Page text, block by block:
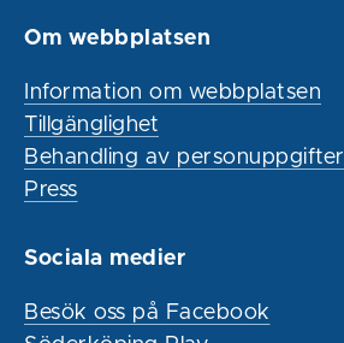
Om webbplatsen
Information om webbplatsen
Tillgänglighet
Behandling av personuppgifter
Press
Sociala medier
Besök oss på Facebook